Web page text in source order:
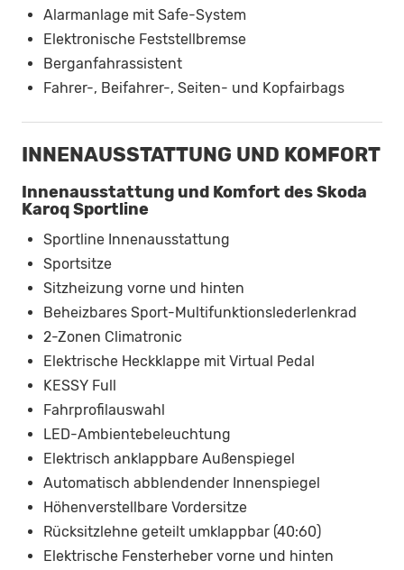
Alarmanlage mit Safe-System
Elektronische Feststellbremse
Berganfahrassistent
Fahrer-, Beifahrer-, Seiten- und Kopfairbags
INNENAUSSTATTUNG UND KOMFORT
Innenausstattung und Komfort des Skoda
Karoq Sportline
Sportline Innenausstattung
Sportsitze
Sitzheizung vorne und hinten
Beheizbares Sport-Multifunktionslederlenkrad
2-Zonen Climatronic
Elektrische Heckklappe mit Virtual Pedal
KESSY Full
Fahrprofilauswahl
LED-Ambientebeleuchtung
Elektrisch anklappbare Außenspiegel
Automatisch abblendender Innenspiegel
Höhenverstellbare Vordersitze
Rücksitzlehne geteilt umklappbar (40:60)
Elektrische Fensterheber vorne und hinten